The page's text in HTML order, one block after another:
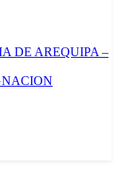
DE AREQUIPA –